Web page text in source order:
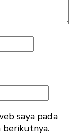
saya pada
berikutnya.